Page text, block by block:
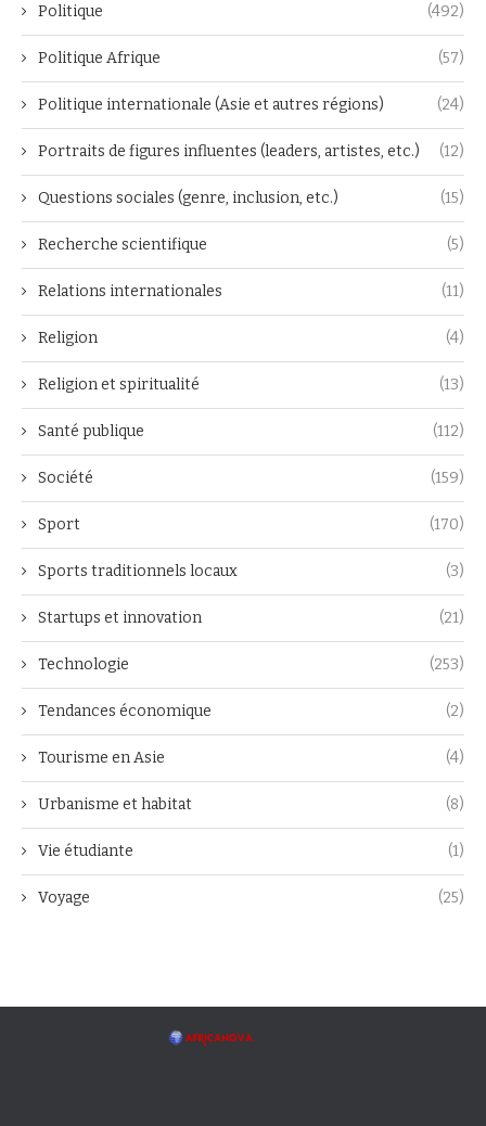
Politique (492)
Politique Afrique (57)
Politique internationale (Asie et autres régions) (24)
Portraits de figures influentes (leaders, artistes, etc.) (12)
Questions sociales (genre, inclusion, etc.) (15)
Recherche scientifique (5)
Relations internationales (11)
Religion (4)
Religion et spiritualité (13)
Santé publique (112)
Société (159)
Sport (170)
Sports traditionnels locaux (3)
Startups et innovation (21)
Technologie (253)
Tendances économique (2)
Tourisme en Asie (4)
Urbanisme et habitat (8)
Vie étudiante (1)
Voyage (25)